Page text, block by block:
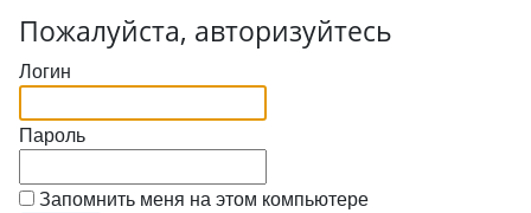
Пожалуйста, авторизуйтесь
Логин
Пароль
Запомнить меня на этом компьютере